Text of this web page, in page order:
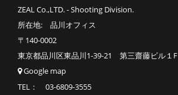
ZEAL Co.,LTD. - Shooting Division.
所在地: 品川オフィス
〒140-0002
東京都品川区東品川1-39-21 第三齋藤ビル１F
Google map
TEL： 03-6809-3555